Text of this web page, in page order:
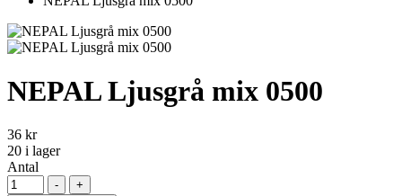
NEPAL Ljusgrå mix 0500
36 kr
20 i lager
Antal
-
+